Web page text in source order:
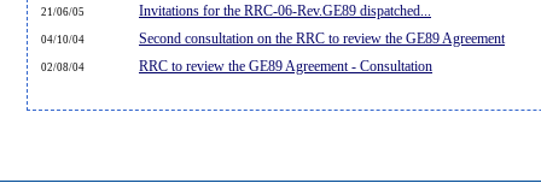
21/06/05 Invitations for the RRC-06-Rev.GE89 dispatched...
04/10/04 Second consultation on the RRC to review the GE89 Agreement
02/08/04 RRC to review the GE89 Agreement - Consultation